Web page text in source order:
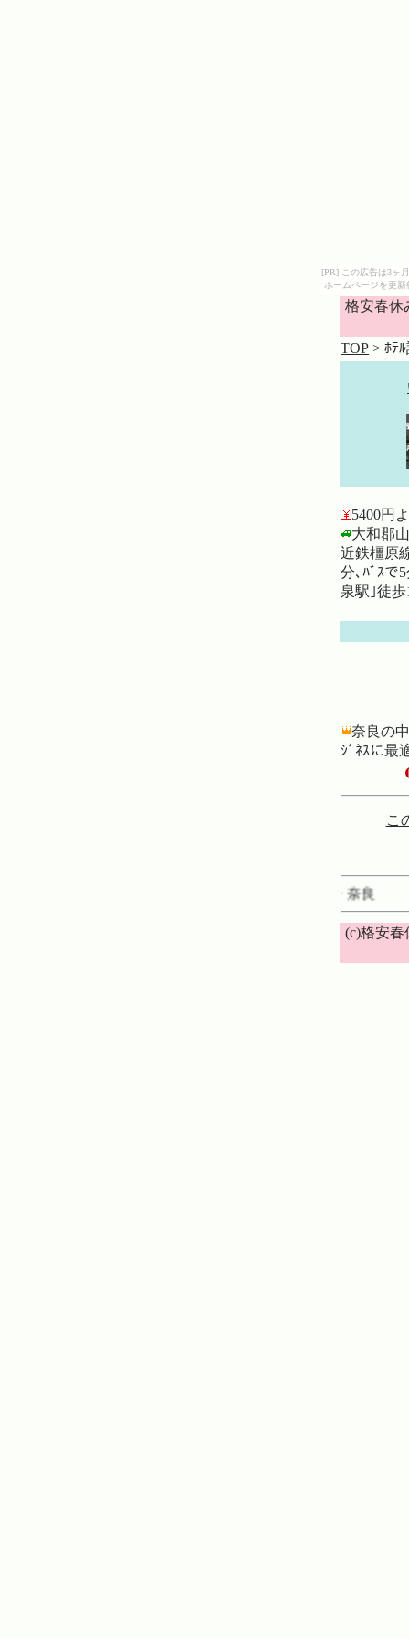
[PR] この広告は3ヶ
ホームページを更
格安春休
TOP > ﾎﾃ
5400円
大和郡
近鉄橿原
分､ﾊﾞｽで
泉駅｣徒歩
奈良の
ｼﾞﾈｽに最
こ
家族で旅行ホテルでバイキングや食事を楽しむ・奈良
(c)格安